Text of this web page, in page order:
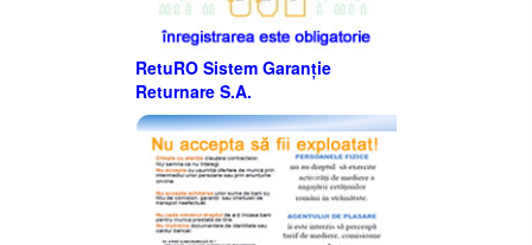
RetuRO Sistem Garanție
Returnare S.A.